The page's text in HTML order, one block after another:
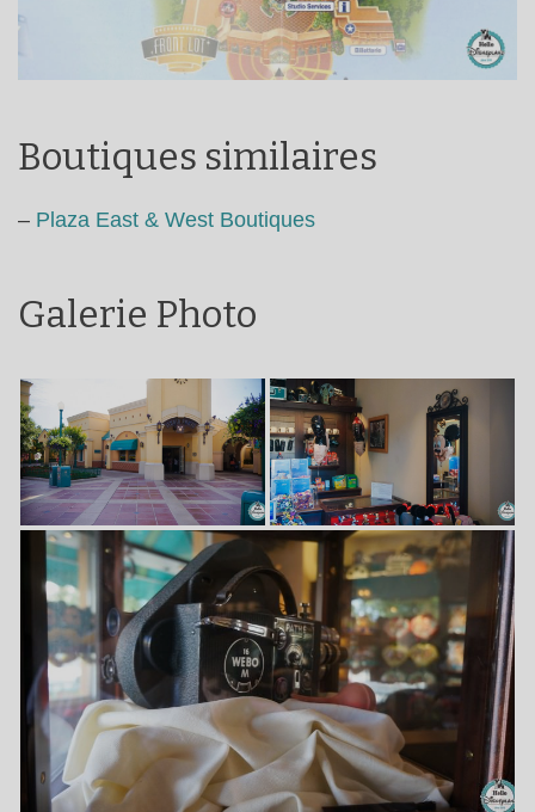
Boutiques similaires
– Plaza East & West Boutiques
Galerie Photo